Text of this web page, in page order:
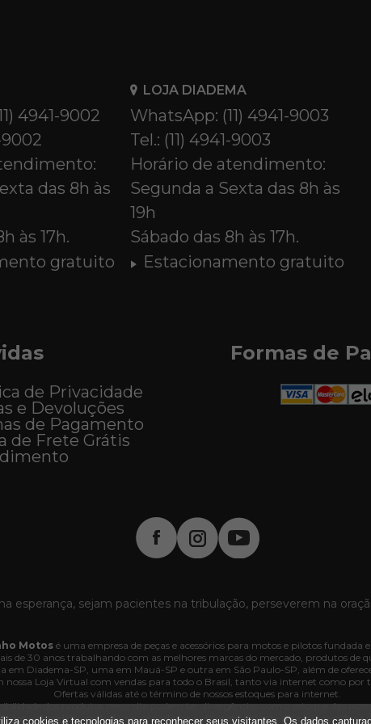
4941-9002
9002
das 8h às
às 17h.
gratuito
LOJA DIADEMA
WhatsApp: (11) 4941-9003
Tel.: (11) 4941-9003
Horário de atendimento:
Segunda a Sexta das 8h às
19h
Sábado das 8h às 17h.
Estacionamento gratuito
de Privacidade
e Devoluções
de Pagamento
de Frete Grátis
Formas de
esperança, sejam pacientes na tribulação, perseverem na
Motos é uma empresa de peças e acessórios para motos e pilotos fundada
de 30 anos trabalhando com as melhores marcas do mercado, produtos de
em Diadema-SP, uma em Mauá-SP e outra em São Paulo-SP, além de
nossa Loja Virtual com vendas para todo o Brasil, tanto via internet como por
Ofertas válidas até o término de nossos estoques para internet.
dos produtos nesse site podem ter divergências com o estoque das
e os pedidos poderão ser cancelados automaticamente pela loja caso
cookies e tecnologias para reconhecer seus visitantes. Os dados